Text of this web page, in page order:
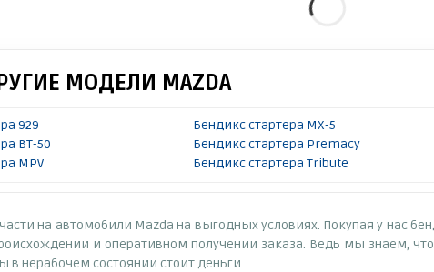
МОДЕЛИ MAZDA
929
BT-50
MPV
Бендикс стартера MX-5
Бендикс стартера Premacy
Бендикс стартера Tribute
на автомобили Mazda на выгодных условиях. Покупая у нас
и оперативном получении заказа. Ведь мы знаем,
нерабочем состоянии стоит деньги.